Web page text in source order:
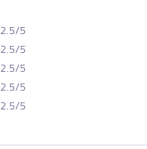
2.5/5
2.5/5
2.5/5
2.5/5
2.5/5